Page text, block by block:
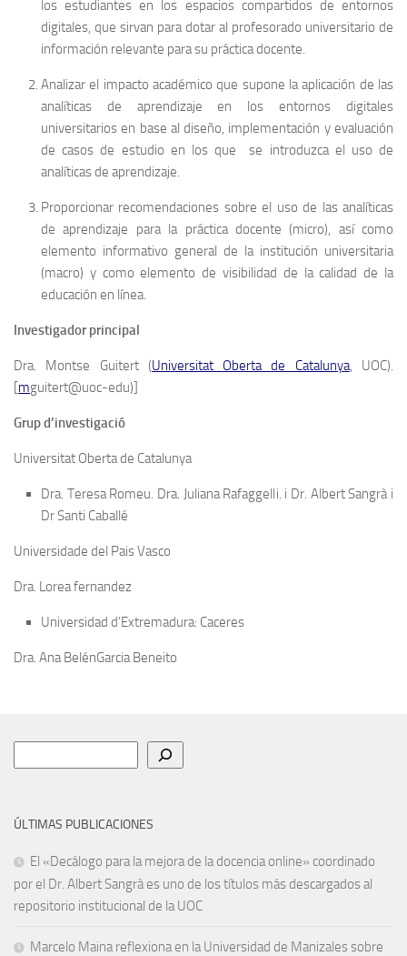
los estudiantes en los espacios compartidos de entornos
digitales, que sirvan para dotar al profesorado universitario de
información relevante para su práctica docente.
Analizar el impacto académico que supone la aplicación de las
analíticas de aprendizaje en los entornos digitales
universitarios en base al diseño, implementación y evaluación
de casos de estudio en los que se introduzca el uso de
analíticas de aprendizaje.
Proporcionar recomendaciones sobre el uso de las analíticas
de aprendizaje para la práctica docente (micro), así como
elemento informativo general de la institución universitaria
(macro) y como elemento de visibilidad de la calidad de la
educación en línea.
Investigador principal
Dra. Montse Guitert (Universitat Oberta de Catalunya, UOC).
[mguitert@uoc-edu)]
Grup d’investigació
Universitat Oberta de Catalunya
Dra. Teresa Romeu. Dra. Juliana Rafaggelli. i Dr. Albert Sangrà i
Dr Santi Caballé
Universidade del Pais Vasco
Dra. Lorea fernandez
Universidad d’Extremadura: Caceres
Dra. Ana BelénGarcia Beneito
ÚLTIMAS PUBLICACIONES
El «Decálogo para la mejora de la docencia online» coordinado
por el Dr. Albert Sangrà es uno de los títulos más descargados al
repositorio institucional de la UOC
Marcelo Maina reflexiona en la Universidad de Manizales sobre